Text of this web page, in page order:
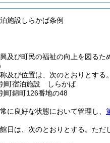
施設しらかば条例
及び町民の福祉の向上を図るた
及び位置は、次のとおりとする。
町宿泊施設 しらかば
錦町126番地の48
に良好な状態において管理し、
日は、次のとおりとする。 ただ